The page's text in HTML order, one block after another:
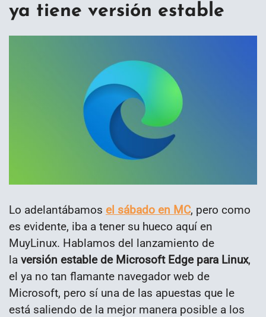
ya tiene versión estable
Lo adelantábamos el sábado en MC, pero como
es evidente, iba a tener su hueco aquí en
MuyLinux. Hablamos del lanzamiento de
la versión estable de Microsoft Edge para Linux,
el ya no tan flamante navegador web de
Microsoft, pero sí una de las apuestas que le
está saliendo de la mejor manera posible a los